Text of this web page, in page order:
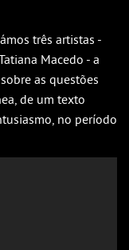
três artistas -
Macedo - a
as questões
de um texto
no período